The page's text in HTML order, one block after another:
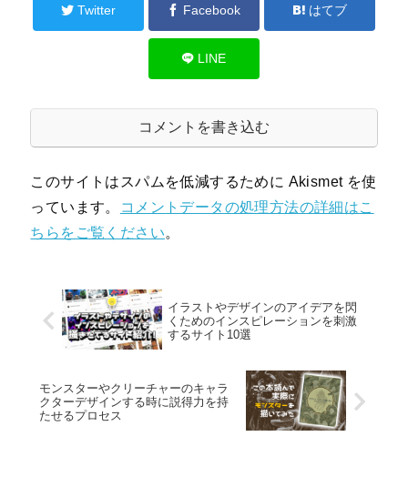
Twitter Facebook はてブ
LINE
コメントを書き込む
このサイトはスパムを低減するために Akismet を使
っています。
コメントデータの処理方法の詳細はこ
ちらをご覧ください。
イラストやデザインのアイデアを閃
くためのインスピレーションを刺激
するサイト10選
モンスターやクリーチャーのキャラ
クターデザインする時に説得力を持
たせるプロセス